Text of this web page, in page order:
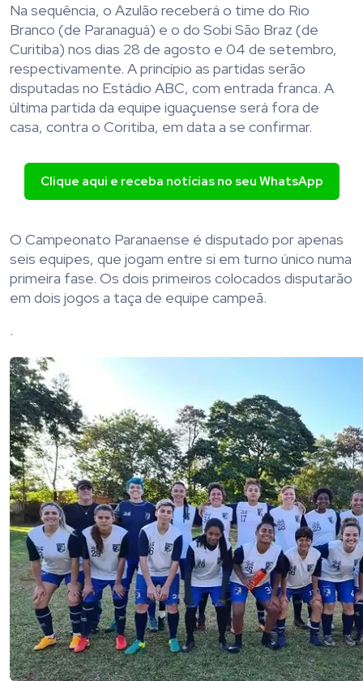
Na sequência, o Azulão receberá o time do Rio
Branco (de Paranaguá) e o do Sobi São Braz (de
Curitiba) nos dias 28 de agosto e 04 de setembro,
respectivamente. A princípio as partidas serão
disputadas no Estádio ABC, com entrada franca. A
última partida da equipe iguaçuense será fora de
casa, contra o Coritiba, em data a se confirmar.
Clique aqui e receba notícias no seu WhatsApp
O Campeonato Paranaense é disputado por apenas
seis equipes, que jogam entre si em turno único numa
primeira fase. Os dois primeiros colocados disputarão
em dois jogos a taça de equipe campeã.
.